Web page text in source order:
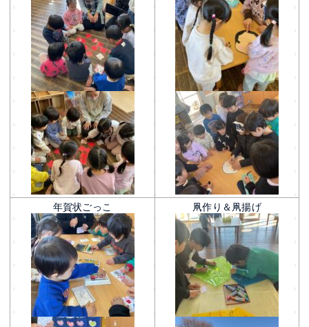
年賀状ごっこ 凧作り＆凧揚げ